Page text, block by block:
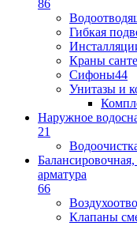
86
Гибкая
Краны
Сифоны44
Унитазы и
Наружное
21
арматура
66
Клапаны